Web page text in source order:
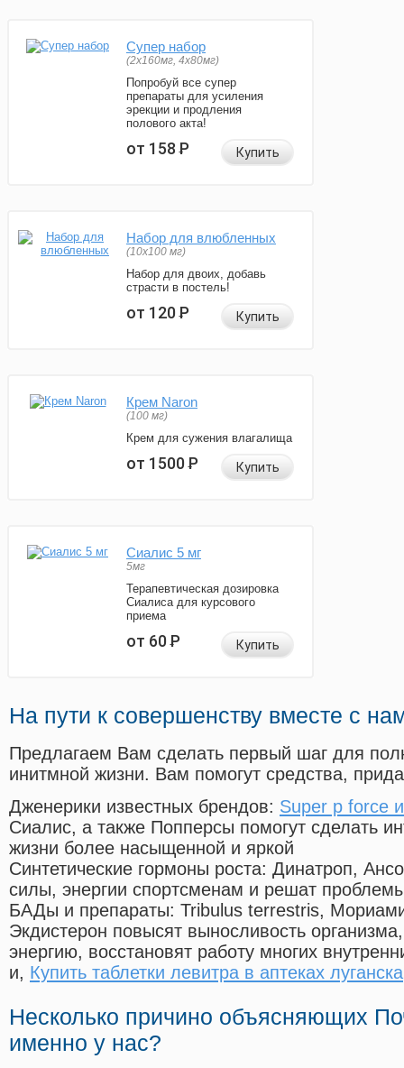
Супер набор
(2х160мг, 4х80мг)
Попробуй все супер
препараты для усиления
эрекции и продления
полового акта!
от 158Р Купить
Набор для влюбленных
(10х100 мг)
Набор для двоих, добавь
страсти в постель!
от 120Р Купить
Крем Naron
(100 мг)
Крем для сужения влагалища
от 1500Р Купить
Сиалис 5 мг
5мг
Терапевтическая дозировка
Сиалиса для курсового
приема
от 60Р Купить
На пути к совершенству вместе с
Предлагаем Вам сделать первый шаг для
инитмной жизни. Вам помогут средства,
Дженерики известных брендов: Super p force
Сиалис, а также Попперсы помогут сделать
жизни более насыщенной и яркой
Синтетические гормоны роста: Динатроп,
силы, энергии спортсменам и решат
БАДы и препараты: Tribulus terrestris,
Экдистерон повысят выносливость
энергию, восстановят работу многих
и, Купить таблетки левитра в аптеках луганска
Несколько причино объясняющих
именно у нас?